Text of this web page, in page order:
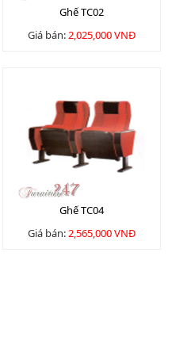
Ghế TC02
Giá bán:2,025,000 VNĐ
Ghế TC04
Giá bán:2,565,000 VNĐ